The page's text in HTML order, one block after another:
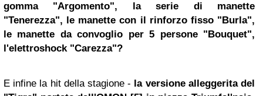
gomma "Argomento", la serie di manette
"Tenerezza", le manette соn il rinforzo fisso "Burla",
le manette da convoglio per 5 persone "Bouquet",
l'elettroshock "Carezza"?
E infine la hit della stagione - la versione alleggerita del